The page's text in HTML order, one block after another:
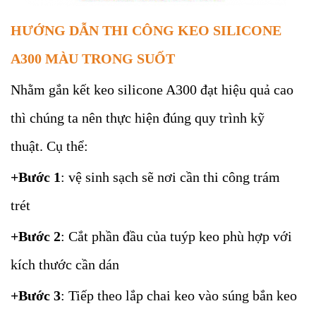
HƯỚNG DẪN THI CÔNG KEO SILICONE
A300 MÀU TRONG SUỐT
Nhằm gắn kết keo silicone A300 đạt hiệu quả cao
thì chúng ta nên thực hiện đúng quy trình kỹ
thuật. Cụ thể:
+Bước 1: vệ sinh sạch sẽ nơi cần thi công trám
trét
+Bước 2: Cắt phần đầu của tuýp keo phù hợp với
kích thước cần dán
+Bước 3: Tiếp theo lắp chai keo vào súng bắn keo